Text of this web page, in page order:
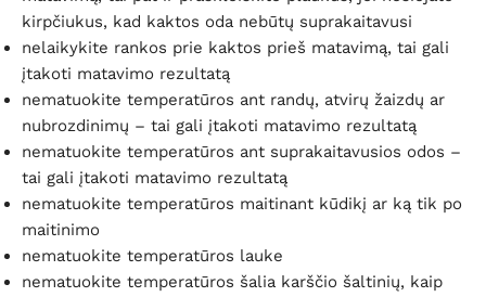
kirpčiukus, kad kaktos oda nebūtų suprakaitavusi
nelaikykite rankos prie kaktos prieš matavimą, tai gali
įtakoti matavimo rezultatą
nematuokite temperatūros ant randų, atvirų žaizdų ar
nubrozdinimų – tai gali įtakoti matavimo rezultatą
nematuokite temperatūros ant suprakaitavusios odos –
tai gali įtakoti matavimo rezultatą
nematuokite temperatūros maitinant kūdikį ar ką tik po
maitinimo
nematuokite temperatūros lauke
nematuokite temperatūros šalia karščio šaltinių, kaip